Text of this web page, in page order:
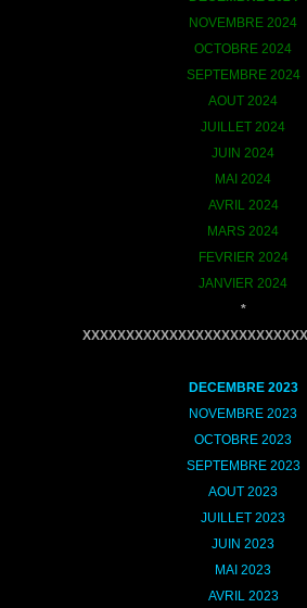
NOVEMBRE 2024
OCTOBRE 2024
SEPTEMBRE 2024
AOUT 2024
JUILLET 2024
JUIN 2024
MAI 2024
AVRIL 2024
MARS 2024
FEVRIER 2024
JANVIER 2024
*
DECEMBRE 2023
NOVEMBRE 2023
OCTOBRE 2023
SEPTEMBRE 2023
AOUT 2023
JUILLET 2023
JUIN 2023
MAI 2023
AVRIL 2023